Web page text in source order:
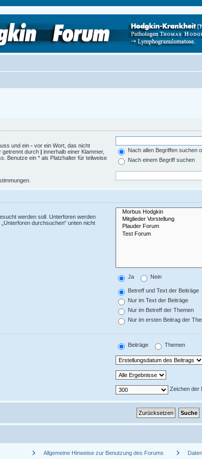
und ein - vor ein Wort, das nicht
getrennt durch | innerhalb einer Klammer,
Benutze ein * als Platzhalter für teilweise
Nach allen Begriffen suchen
Nach einem Begriff suchen
werden soll. Unterforen werden
durchsuchen“ unten nicht
Ja Nein
Betreff und Text der Beiträge
Nur im Text der Beiträge
Nur im Betreff der Themen
Nur im ersten Beitrag der
Beiträge Themen
Zeichen der
chevron_right Allgemeine Hinweise zur Benutzung des Forums chevron_right